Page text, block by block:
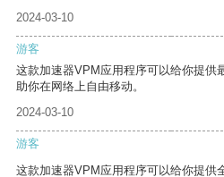
2024-03-10
游客
这款加速器VPM应用程序可以给你提供
助你在网络上自由移动。
2024-03-10
游客
这款加速器VPM应用程序可以给你提供